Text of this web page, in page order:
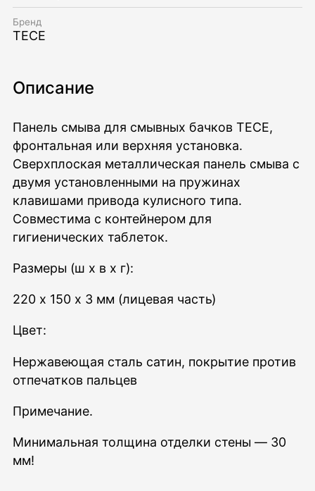
Описание
Панель смыва для смывных бачков TECE,
фронтальная или верхняя установка.
Сверхплоская металлическая панель смыва с
двумя установленными на пружинах
клавишами привода кулисного типа.
Совместима с контейнером для
гигиенических таблеток.
Размеры (ш х в х г):
220 x 150 x 3 мм (лицевая часть)
Цвет:
Нержавеющая сталь сатин, покрытие против
отпечатков пальцев
Примечание.
Минимальная толщина отделки стены — 30
мм!
Бренд
TECE